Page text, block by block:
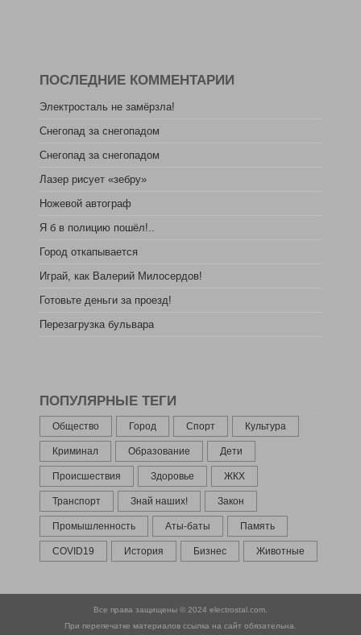
ПОСЛЕДНИЕ КОММЕНТАРИИ
Электросталь не замёрзла!
Снегопад за снегопадом
Снегопад за снегопадом
Лазер рисует «зебру»
Ножевой автограф
Я б в полицию пошёл!..
Город откапывается
Играй, как Валерий Милосердов!
Готовьте деньги за проезд!
Перезагрузка бульвара
ПОПУЛЯРНЫЕ ТЕГИ
Общество Город Спорт Культура
Криминал Образование Дети
Происшествия Здоровье ЖКХ
Транспорт Знай наших! Закон
Промышленность Аты-баты Память
COVID19 История Бизнес Животные
Все права защищены © 2024 electrostal.com.
При перепечатке материалов ссылка на сайт обязательна.